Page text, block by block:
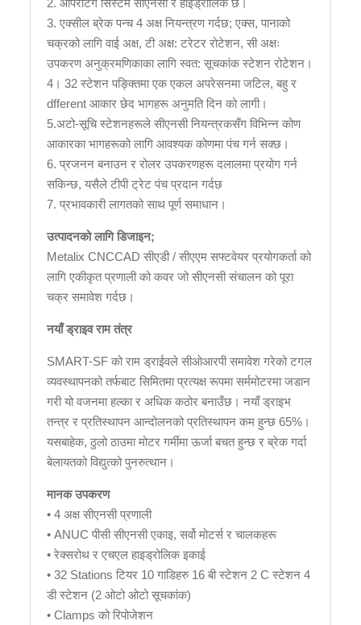
2. ओपरेटिंग सिस्टम सीएनसी र हाइड्रोलिक छ।
3. एक्सील ब्रेक पन्च 4 अक्ष नियन्त्रण गर्दछ; एक्स, पानाको
चक्रको लागि वाई अक्ष, टी अक्ष: टरेटर रोटेशन, सी अक्षः
उपकरण अनुक्रमणिकाका लागि स्वत: सूचकांक स्टेशन रोटेशन।
4। 32 स्टेशन पङ्क्तिमा एक एकल अपरेसनमा जटिल, बहु र
dfferent आकार छेद भागहरू अनुमति दिन को लागी।
5.अटो-सूचि स्टेशनहरूले सीएनसी नियन्त्रकसँग विभिन्न कोण
आकारका भागहरूको लागि आवश्यक कोणमा पंच गर्न सक्छ।
6. प्रजनन बनाउन र रोलर उपकरणहरू दलालमा प्रयोग गर्न
सकिन्छ, यसैले टीपी ट्रेट पंच प्रदान गर्दछ
7. प्रभावकारी लागतको साथ पूर्ण समाधान।
उत्पादनको लागि डिजाइन;
Metalix CNCCAD सीएडी / सीएएम सफ्टवेयर प्रयोगकर्ता को
लागि एकीकृत प्रणाली को कवर जो सीएनसी संचालन को पूरा
चक्र समावेश गर्दछ।
नयाँ ड्राइव राम तंत्र
SMART-SF को राम ड्राईवले सीओआरपी समावेश गरेको टगल
व्यवस्थापनको तर्फबाट सिमितमा प्रत्यक्ष रूपमा सर्ममोटरमा जडान
गरी यो वजनमा हल्का र अधिक कठोर बनाउँछ। नयाँ ड्राइभ
तन्त्र र प्रतिस्थापन आन्दोलनको प्रतिस्थापन कम हुन्छ 65%।
यसबाहेक, ठुलो ठाउमा मोटर गर्मीमा ऊर्जा बचत हुन्छ र ब्रेक गर्दा
बेलायतको विद्युत्को पुनरुत्थान।
मानक उपकरण
• 4 अक्ष सीएनसी प्रणाली
• ANUC पीसी सीएनसी एकाइ, सर्वो मोटर्स र चालकहरू
• रेक्सरोथ र एचएल हाइड्रोलिक इकाई
• 32 Stations टियर 10 गाडिहरु 16 बी स्टेशन 2 C स्टेशन 4
डी स्टेशन (2 ओटो ओटो सूचकांक)
• Clamps को रिपोजेशन